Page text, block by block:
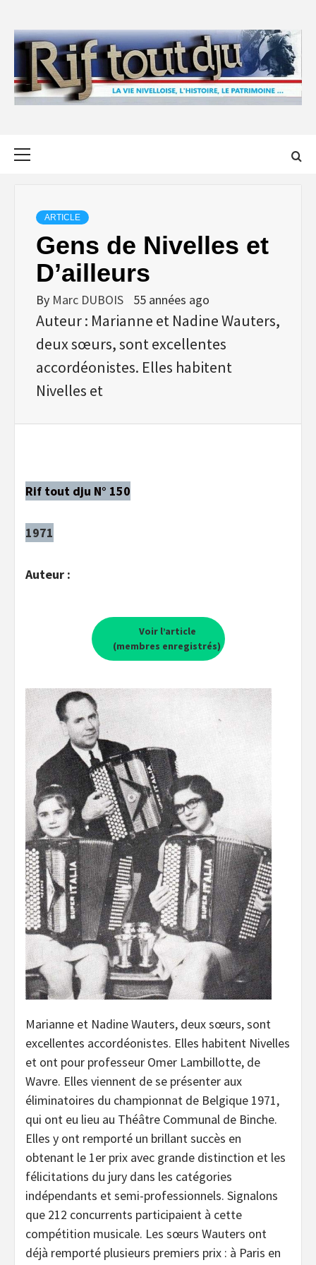
content
ARTICLE
Gens de Nivelles et
D’ailleurs
By Marc DUBOIS 55 années ago
Auteur : Marianne et Nadine Wauters,
deux sœurs, sont excellentes
accordéonistes. Elles habitent
Nivelles et
Rif tout dju N° 150
1971
Auteur :
Voir l’article
(membres enregistrés)
Marianne et Nadine Wauters, deux sœurs, sont
excellentes accordéonistes. Elles habitent Nivelles
et ont pour professeur Omer Lambillotte, de
Wavre. Elles viennent de se présenter aux
éliminatoires du championnat de Belgique 1971,
qui ont eu lieu au Théâtre Communal de Binche.
Elles y ont remporté un brillant succès en
obtenant le 1er prix avec grande distinction et les
félicitations du jury dans les catégories
indépendants et semi-professionnels. Signalons
que 212 concurrents participaient à cette
compétition musicale. Les sœurs Wauters ont
déjà remporté plusieurs premiers prix : à Paris en